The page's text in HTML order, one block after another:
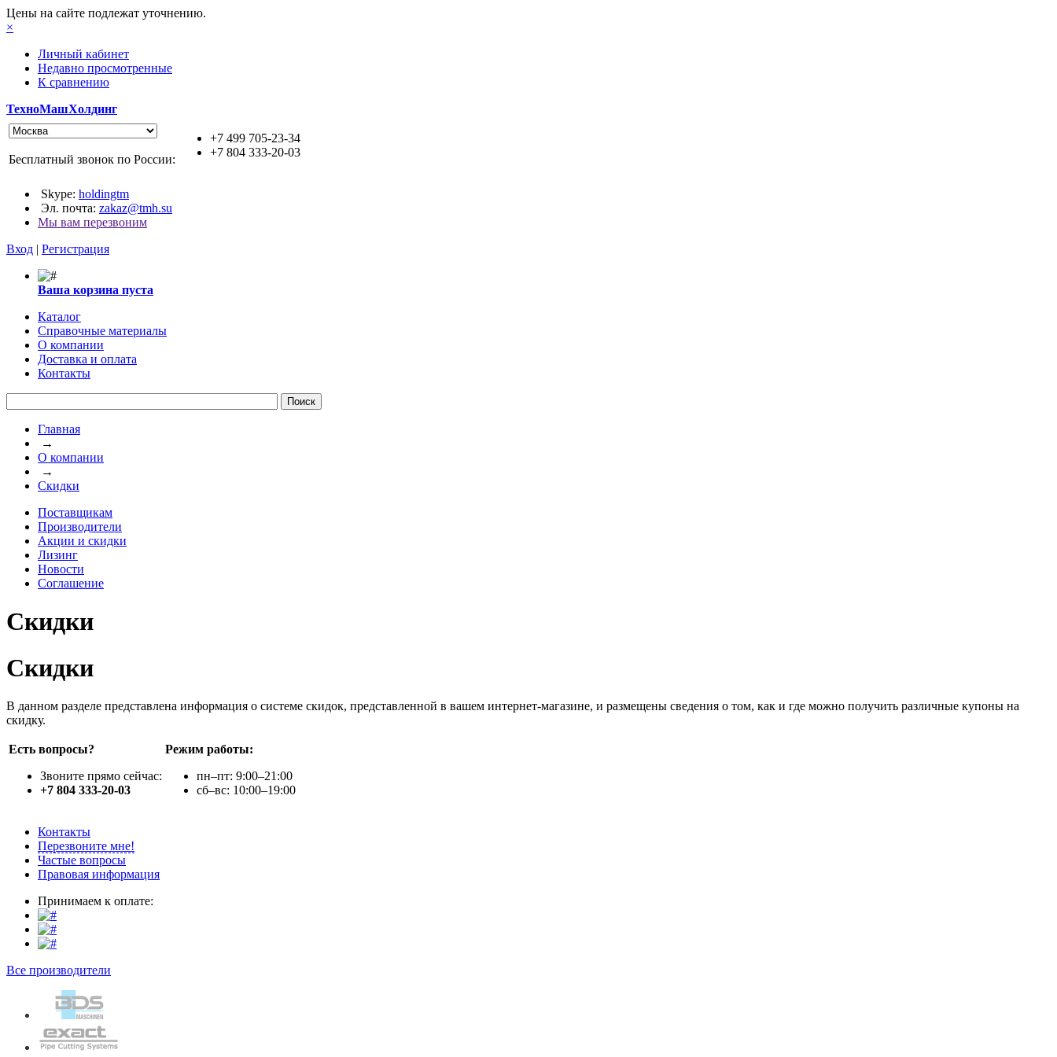
Цены на сайте подлежат уточнению.
×
Личный кабинет
Недавно просмотренные
К сравнению
ТехноМашХолдинг
+7 499 705-23-34
+7 804 333-20-03
Бесплатный звонок по России:
Skype: holdingtm
Эл. почта: zakaz@tmh.su
Мы вам перезвоним
Вход | Регистрация
Ваша корзина пуста
Каталог
Справочные материалы
О компании
Доставка и оплата
Контакты
Главная
→
О компании
→
Скидки
Поставщикам
Производители
Акции и скидки
Лизинг
Новости
Соглашение
Скидки
Скидки
В данном разделе представлена информация о системе скидок, представленной в вашем интернет-магазине, и размещены сведения о том, как и где можно получить различные купоны на
скидку.
Есть вопросы?
Звоните прямо сейчас:
+7 804 333-20-03
Режим работы:
пн–пт: 9:00–21:00
сб–вс: 10:00–19:00
Контакты
Перезвоните мне!
Частые вопросы
Правовая информация
Принимаем к оплате:
Все производители